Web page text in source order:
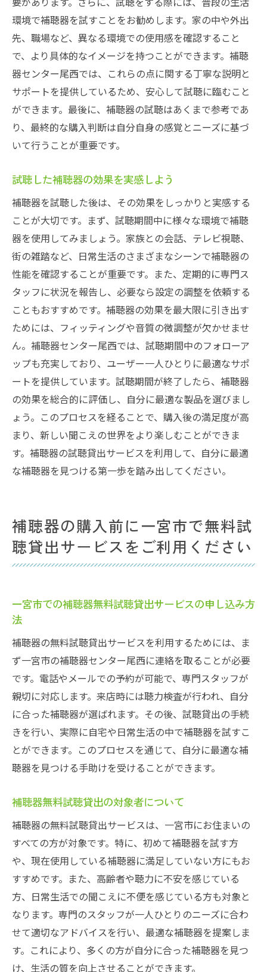
補聴器試聴貸出の利用方法と流れ
専門スタッフのサポートで納得の補聴器選
び
補聴器試聴貸出サービスの成功事例
環境で補聴器を試すことをお勧めします。家の中や外出
先、職場など、異なる環境での使用感を確認すること
で、より具体的なイメージを持つことができます。補聴
器センター尾西では、これらの点に関する丁寧な説明と
サポートを提供しているため、安心して試聴に臨むこと
ができます。最後に、補聴器の試聴はあくまで参考であ
り、最終的な購入判断は自分自身の感覚とニーズに基づ
いて行うことが重要です。
試聴した補聴器の効果を実感しよう
補聴器を試聴した後は、その効果をしっかりと実感する
ことが大切です。まず、試聴期間中に様々な環境で補聴
器を使用してみましょう。家族との会話、テレビ視聴、
街の雑踏など、日常生活のさまざまなシーンで補聴器の
性能を確認することが重要です。また、定期的に専門ス
タッフに状況を報告し、必要なら設定の調整を依頼する
こともおすすめです。補聴器の効果を最大限に引き出す
ためには、フィッティングや音質の微調整が欠かせませ
ん。補聴器センター尾西では、試聴期間中のフォローア
ップも充実しており、ユーザー一人ひとりに最適なサポ
ートを提供しています。試聴期間が終了したら、補聴器
の効果を総合的に評価し、自分に最適な製品を選びまし
ょう。このプロセスを経ることで、購入後の満足度が高
まり、新しい聞こえの世界をより楽しむことができま
す。補聴器の試聴貸出サービスを利用して、自分に最適
な補聴器を見つける第一歩を踏み出してください。
補聴器の購入前に一宮市で無料試
聴貸出サービスをご利用ください
一宮市での補聴器無料試聴貸出サービスの申し込み方
法
補聴器の無料試聴貸出サービスを利用するためには、ま
ず一宮市の補聴器センター尾西に連絡を取ることが必要
です。電話やメールでの予約が可能で、専門スタッフが
親切に対応します。来店時には聴力検査が行われ、自分
に合った補聴器が選ばれます。その後、試聴貸出の手続
きを行い、実際に自宅や日常生活の中で補聴器を試すこ
とができます。このプロセスを通じて、自分に最適な補
聴器を見つける手助けを受けることができます。
補聴器無料試聴貸出の対象者について
補聴器の無料試聴貸出サービスは、一宮市にお住まいの
すべての方が対象です。特に、初めて補聴器を試す方
や、現在使用している補聴器に満足していない方にもお
すすめです。また、高齢者や聴力に不安を感じている
方、日常生活での聞こえに不便を感じている方も対象と
なります。専門のスタッフが一人ひとりのニーズに合わ
せて適切なアドバイスを行い、最適な補聴器を提案しま
す。これにより、多くの方が自分に合った補聴器を見つ
け、生活の質を向上させることができます。